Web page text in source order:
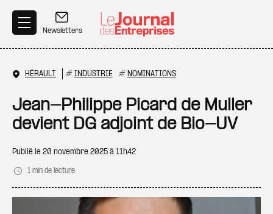
Newsletters
HÉRAULT # INDUSTRIE # NOMINATIONS
Jean-Philippe Picard de Muller
devient DG adjoint de Bio-UV
Publié le 20 novembre 2025 à 11h42
1 min de lecture